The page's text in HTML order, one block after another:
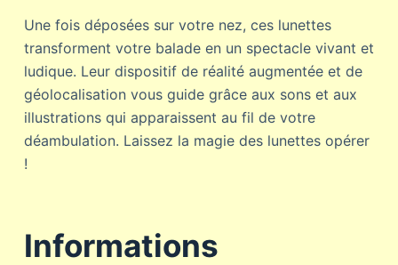
Une fois déposées sur votre nez, ces lunettes
transforment votre balade en un spectacle vivant et
ludique. Leur dispositif de réalité augmentée et de
géolocalisation vous guide grâce aux sons et aux
illustrations qui apparaissent au fil de votre
déambulation. Laissez la magie des lunettes opérer
!
Informations